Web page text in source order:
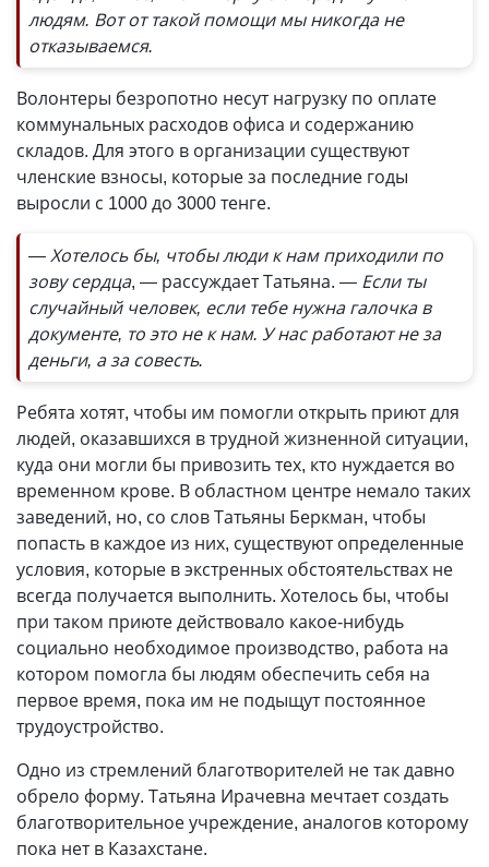
людям. Вот от такой помощи мы никогда не
отказываемся.
Волонтеры безропотно несут нагрузку по оплате
коммунальных расходов офиса и содержанию
складов. Для этого в организации существуют
членские взносы, которые за последние годы
выросли с 1000 до 3000 тенге.
— Хотелось бы, чтобы люди к нам приходили по
зову сердца, — рассуждает Татьяна. — Если ты
случайный человек, если тебе нужна галочка в
документе, то это не к нам. У нас работают не за
деньги, а за совесть.
Ребята хотят, чтобы им помогли открыть приют для
людей, оказавшихся в трудной жизненной ситуации,
куда они могли бы привозить тех, кто нуждается во
временном крове. В областном центре немало таких
заведений, но, со слов Татьяны Беркман, чтобы
попасть в каждое из них, существуют определенные
условия, которые в экстренных обстоятельствах не
всегда получается выполнить. Хотелось бы, чтобы
при таком приюте действовало какое-нибудь
социально необходимое производство, работа на
котором помогла бы людям обеспечить себя на
первое время, пока им не подыщут постоянное
трудоустройство.
Одно из стремлений благотворителей не так давно
обрело форму. Татьяна Ирачевна мечтает создать
благотворительное учреждение, аналогов которому
пока нет в Казахстане.